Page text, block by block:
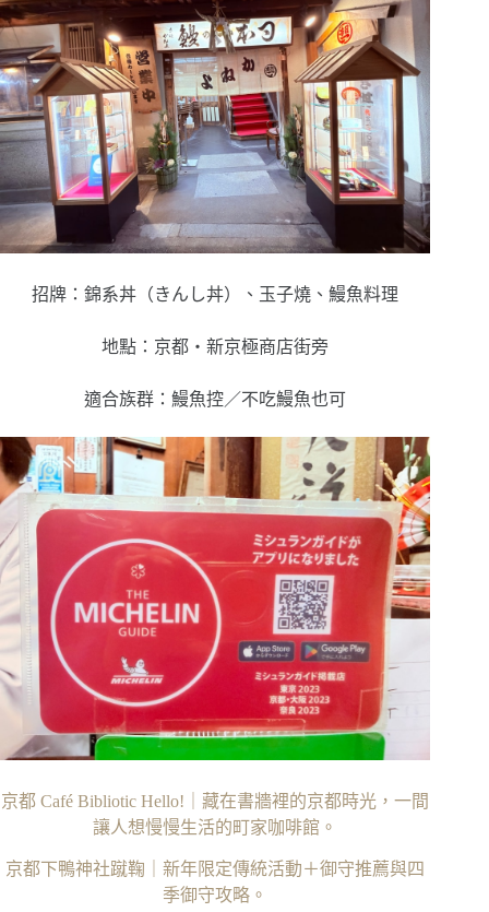
招牌：錦系丼（きんし丼）、玉子燒、鰻魚料理
地點：京都・新京極商店街旁
適合族群：鰻魚控／不吃鰻魚也可
京都 Café Bibliotic Hello!｜藏在書牆裡的京都時光，一間
讓人想慢慢生活的町家咖啡館。
京都下鴨神社蹴鞠｜新年限定傳統活動＋御守推薦與四
季御守攻略。